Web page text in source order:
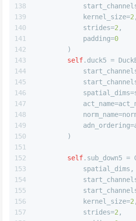
138
139
140
141
142
143
144
145
146
147
148
149
150
151
152
153
154
155
156
157
            kernel_size=
2 ,
            strides=
2 ,
            padding=
0
        )
self.duck5 =
        )
self.sub_down5 =
            spatial_dims,
            kernel_size=
2 ,
            strides=
2 ,